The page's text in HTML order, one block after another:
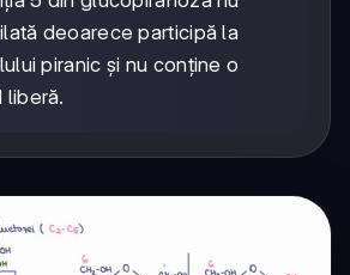
deoarece participă la
piranic și nu conține o
liberă.